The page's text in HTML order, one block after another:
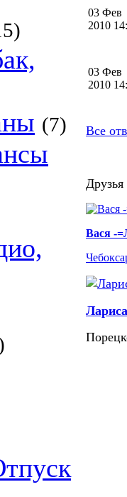
(7)
03 Фев
2010
03 Фев
2010
Все
Друзья
Вася -